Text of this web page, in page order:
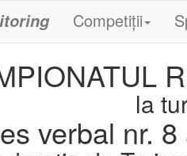
Competiții
la
verbal nr.